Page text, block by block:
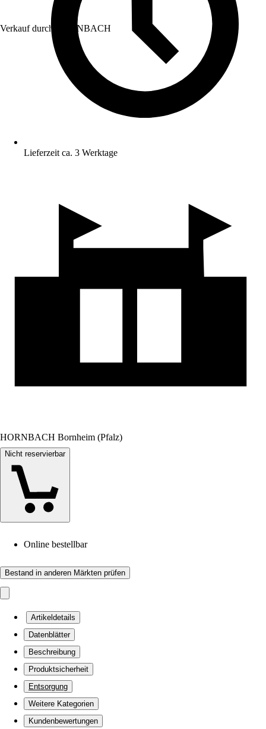
Verkauf durch: HORNBACH
Lieferzeit ca. 3 Werktage
HORNBACH Bornheim (Pfalz)
Nicht reservierbar
Online bestellbar
Bestand in anderen Märkten prüfen
Artikeldetails
Datenblätter
Beschreibung
Produktsicherheit
Entsorgung
Weitere Kategorien
Kundenbewertungen